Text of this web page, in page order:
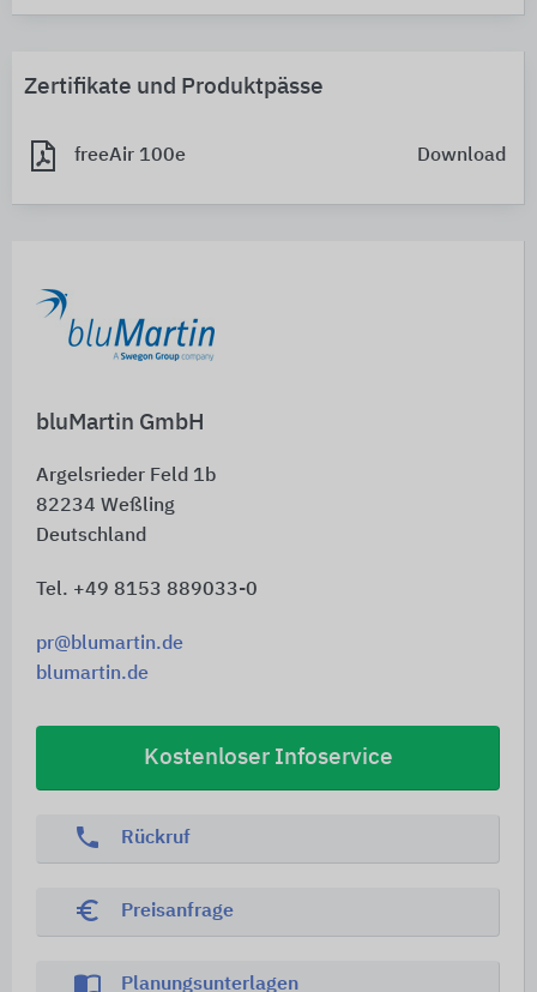
bluMartin GmbH
Argelsrieder Feld 1b
82234 Weßling
Deutschland
Tel. +49 8153 889033-0
pr@blumartin.de
blumartin.de
Kostenloser Infoservice
phone Rückruf
euro_symbol Preisanfrage
import_contacts Planungsunterlagen
Zertifikate und Produktpässe
freeAir 100e Download